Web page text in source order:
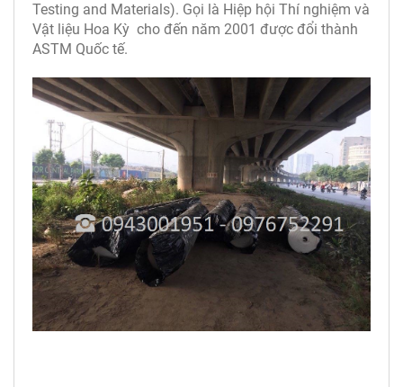
Testing and Materials). Gọi là Hiệp hội Thí nghiệm và
Vật liệu Hoa Kỳ cho đến năm 2001 được đổi thành
ASTM Quốc tế.